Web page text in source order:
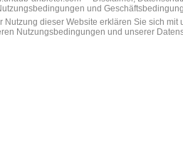
und
Nutzung dieser Website erklären Sie sich
Nutzungsbedingungen und unserer